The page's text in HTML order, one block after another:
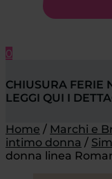
0
CHIUSURA FERIE
LEGGI QUI I
Home / Marchi e
intimo donna /
donna linea